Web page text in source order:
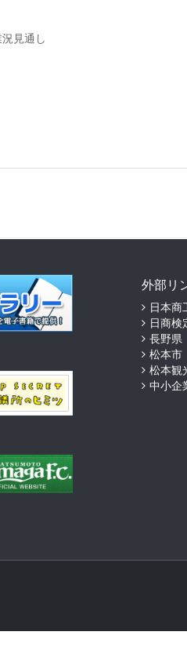
見通し
外部リ
日本商
日商検
長野県
松本市
松本観
中小企